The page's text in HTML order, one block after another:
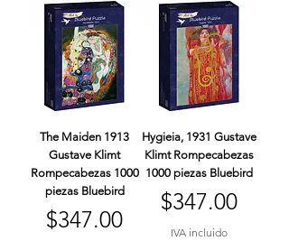
The Maiden 1913
Gustave Klimt
Rompecabezas 1000
piezas Bluebird
Precio
$347.00
Hygieia, 1931 Gustave
Klimt Rompecabezas
1000 piezas Bluebird
Precio
$347.00
IVA incluido